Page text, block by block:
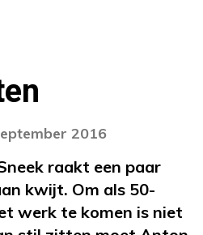
2016
raakt een paar
kwijt. Om als 50-
werk te komen is niet